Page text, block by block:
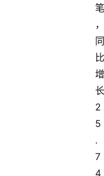
笔
，
同
比
增
长
2
5
.
7
4